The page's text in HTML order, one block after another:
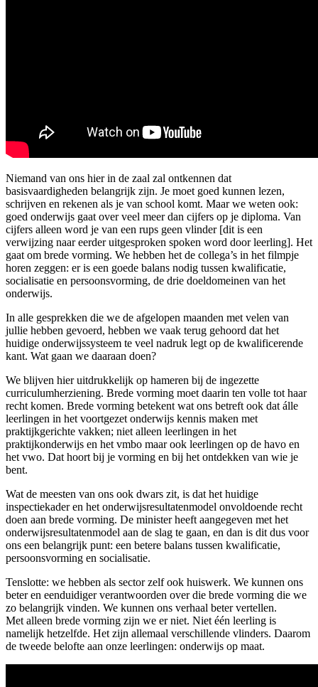
Niemand van ons hier in de zaal zal ontkennen dat
basisvaardigheden belangrijk zijn. Je moet goed kunnen lezen,
schrijven en rekenen als je van school komt. Maar we weten ook:
goed onderwijs gaat over veel meer dan cijfers op je diploma. Van
cijfers alleen word je van een rups geen vlinder [dit is een
verwijzing naar eerder uitgesproken spoken word door leerling]. Het
gaat om brede vorming. We hebben het de collega’s in het filmpje
horen zeggen: er is een goede balans nodig tussen kwalificatie,
socialisatie en persoonsvorming, de drie doeldomeinen van het
onderwijs.
In alle gesprekken die we de afgelopen maanden met velen van
jullie hebben gevoerd, hebben we vaak terug gehoord dat het
huidige onderwijssysteem te veel nadruk legt op de kwalificerende
kant. Wat gaan we daaraan doen?
We blijven hier uitdrukkelijk op hameren bij de ingezette
curriculumherziening. Brede vorming moet daarin ten volle tot haar
recht komen. Brede vorming betekent wat ons betreft ook dat álle
leerlingen in het voortgezet onderwijs kennis maken met
praktijkgerichte vakken; niet alleen leerlingen in het
praktijkonderwijs en het vmbo maar ook leerlingen op de havo en
het vwo. Dat hoort bij je vorming en bij het ontdekken van wie je
bent.
Wat de meesten van ons ook dwars zit, is dat het huidige
inspectiekader en het onderwijsresultatenmodel onvoldoende recht
doen aan brede vorming. De minister heeft aangegeven met het
onderwijsresultatenmodel aan de slag te gaan, en dan is dit dus voor
ons een belangrijk punt: een betere balans tussen kwalificatie,
persoonsvorming en socialisatie.
Tenslotte: we hebben als sector zelf ook huiswerk. We kunnen ons
beter en eenduidiger verantwoorden over die brede vorming die we
zo belangrijk vinden. We kunnen ons verhaal beter vertellen.
Met alleen brede vorming zijn we er niet. Niet één leerling is
namelijk hetzelfde. Het zijn allemaal verschillende vlinders. Daarom
de tweede belofte aan onze leerlingen: onderwijs op maat.